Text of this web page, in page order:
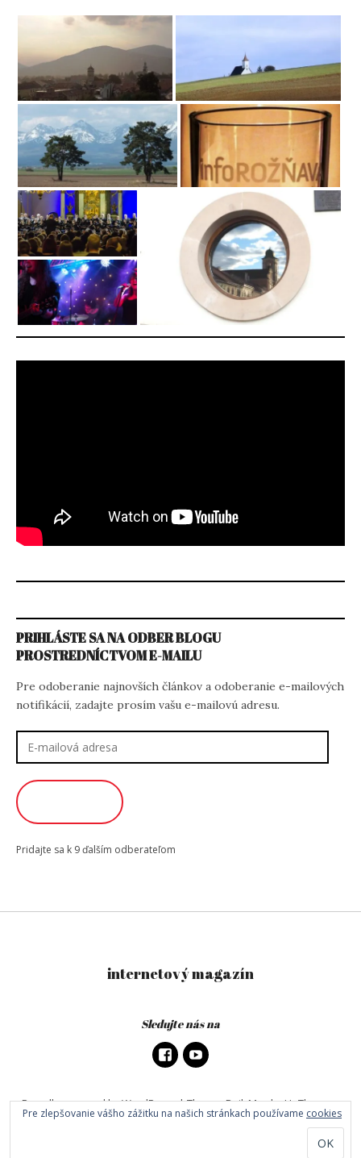
PRIHLÁSTE SA NA ODBER BLOGU
PROSTREDNÍCTVOM E-MAILU
Pre odoberanie najnovších článkov a odoberanie e-mailových
notifikácií, zadajte prosím vašu e-mailovú adresu.
adresa
Pridajte sa k 9 ďalším odberateľom
internetový magazín
Sledujte nás na
Proudly powered by WordPress|Theme: DailyMag byUpThemes.
Pre zlepšovanie vášho zážitku na našich stránkach používame cookies